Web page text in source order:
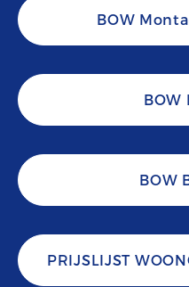
BOW
BOW
BOW
PRIJSLIJST